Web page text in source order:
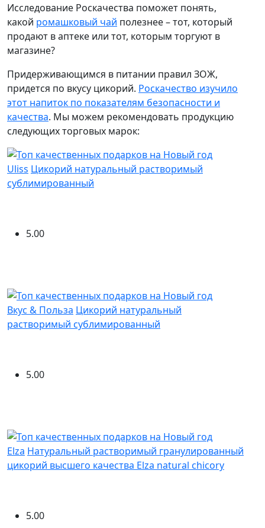
Исследование Роскачества поможет понять,
какой ромашковый чай полезнее – тот, который
продают в аптеке или тот, которым торгуют в
магазине?
Придерживающимся в питании правил ЗОЖ,
придется по вкусу цикорий. Роскачество изучило
этот напиток по показателям безопасности и
качества. Мы можем рекомендовать продукцию
следующих торговых марок:
Uliss Цикорий натуральный растворимый
сублимированный
5.00
Вкус & Польза Цикорий натуральный
растворимый сублимированный
5.00
Elza Натуральный растворимый гранулированный
цикорий высшего качества Elza natural chicory
5.00